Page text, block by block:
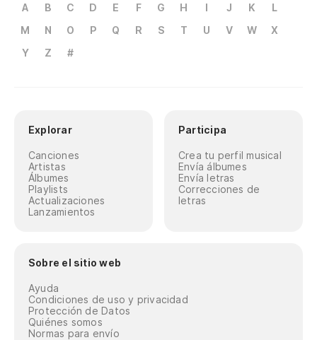
A B C D E F G H I J K
L
M
N O P Q R S T U V W
X
Y
Z #
Explorar
Canciones
Artistas
Álbumes
Playlists
Actualizaciones
Lanzamientos
Participa
Crea tu perfil musical
Envía álbumes
Envía letras
Correcciones de
letras
Sobre el sitio web
Ayuda
Condiciones de uso y privacidad
Protección de Datos
Quiénes somos
Normas para envío